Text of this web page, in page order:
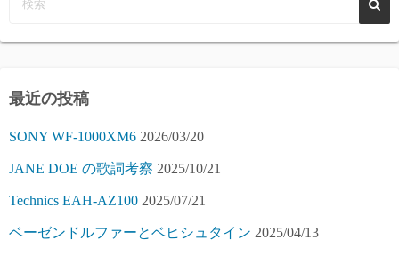
最近の投稿
SONY WF-1000XM6 2026/03/20
JANE DOE の歌詞考察 2025/10/21
Technics EAH-AZ100 2025/07/21
ベーゼンドルファーとベヒシュタイン 2025/04/13